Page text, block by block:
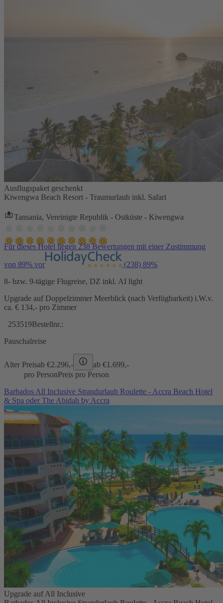
Ausflugspaket geschenkt
Kiwengwa Beach Resort - Traumurlaub inkl. Safari
Tansania, Vereinigte Republik - Ostküste - Kiwengwa
Für dieses Hotel liegen 238 Bewertungen mit einer Zustimmung
von 89% vor (238) 89%
8- bzw. 9-tägige Flugreise, DZ inkl. AI light
Upgrade auf Doppelzimmer Meerblick (nach Verfügbarkeit) i.W.v.
ca. € 134,- pro Zimmer
253519Bestellnr.:
Pauschalreise
Alter Preisab €2.296,- ab €1.699,-
pro PersonPreis pro Person
Barbados All Inclusive Strandurlaub Roulette - Accra Beach Hotel
& Spa oder The Abidah by Accra
Upgrade auf All Inclusive